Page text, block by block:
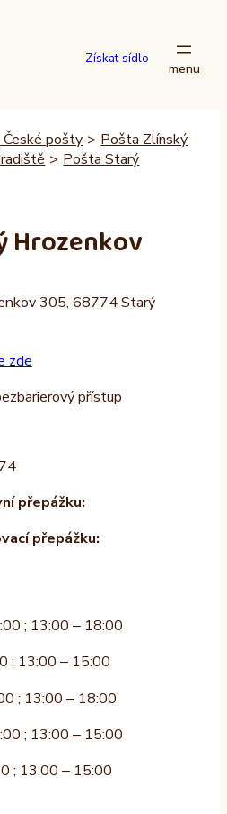
Získat sídlo
pošty > Pošta Zlínský
> Pošta Starý
Hrozenkov
305, 68774 Starý
zde
přístup
přepážku:
přepážku:
; 13:00 – 18:00
; 13:00 – 15:00
; 13:00 – 18:00
; 13:00 – 15:00
; 13:00 – 15:00